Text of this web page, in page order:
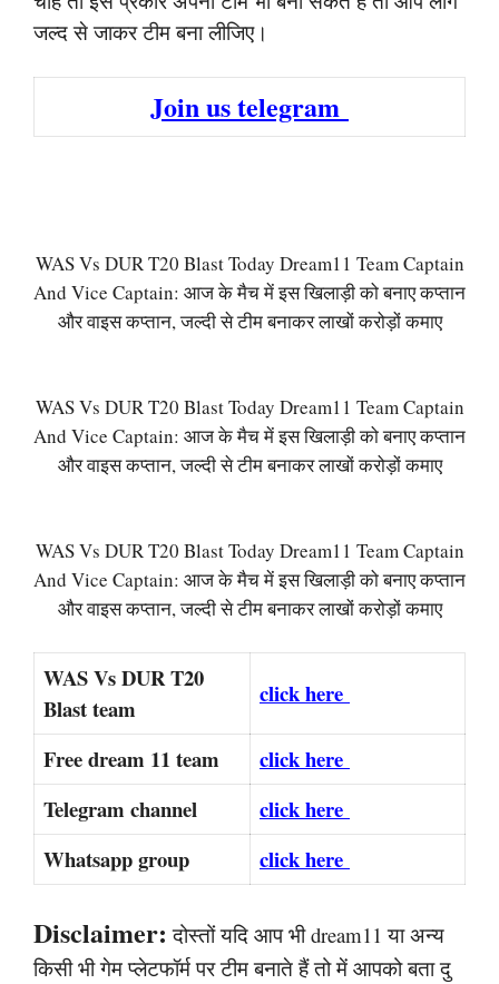
जल्द से जाकर टीम बना लीजिए।
Join us telegram
WAS Vs DUR T20 Blast Today Dream11 Team Captain
And Vice Captain: आज के मैच में इस खिलाड़ी को बनाए कप्तान
और वाइस कप्तान, जल्दी से टीम बनाकर लाखों करोड़ों कमाए
WAS Vs DUR T20 Blast Today Dream11 Team Captain
And Vice Captain: आज के मैच में इस खिलाड़ी को बनाए कप्तान
और वाइस कप्तान, जल्दी से टीम बनाकर लाखों करोड़ों कमाए
WAS Vs DUR T20 Blast Today Dream11 Team Captain
And Vice Captain: आज के मैच में इस खिलाड़ी को बनाए कप्तान
और वाइस कप्तान, जल्दी से टीम बनाकर लाखों करोड़ों कमाए
WAS Vs DUR T20
Blast team
click here
Free dream 11 team
click here
Telegram channel
click here
Whatsapp group
click here
Disclaimer: दोस्तों यदि आप भी dream11 या अन्य
किसी भी गेम प्लेटफॉर्म पर टीम बनाते हैं तो में आपको बता दु